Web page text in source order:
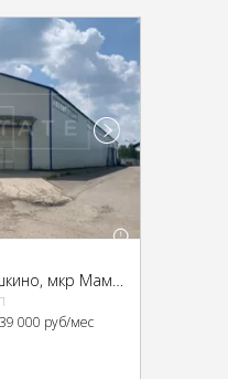
Московская обл, г Пушкино, мкр Мамонтовка, ул Рабочая, д 1, г Пушкино, Рабочая ул., 1
000 руб/мес